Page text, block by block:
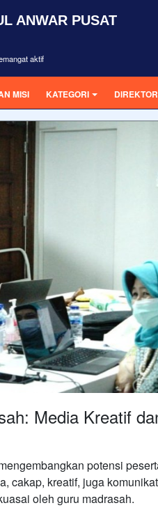
ANWAR PUSAT
aktif
MISI KATEGORI
Media Kreatif
potensi
cakap, kreatif, juga
oleh guru madrasah.